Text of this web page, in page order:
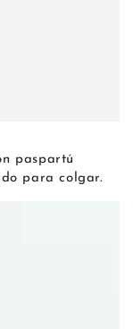
paspartú
para colgar.